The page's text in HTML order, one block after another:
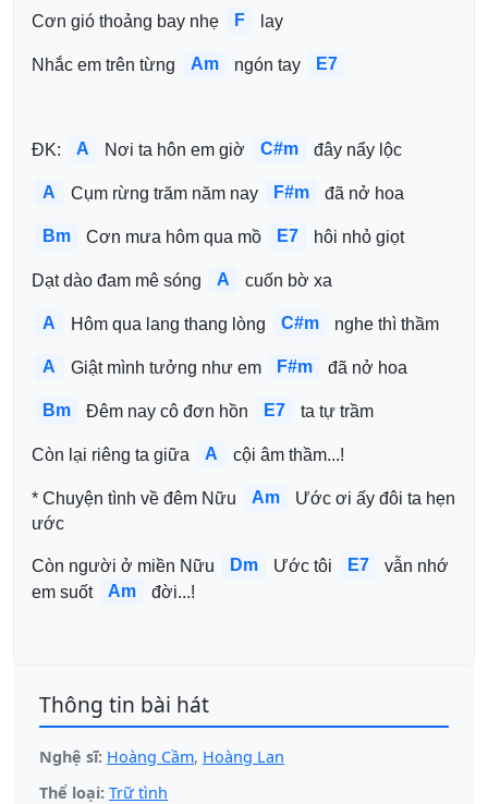
Cơn gió thoảng bay nhẹ F lay
Nhắc em trên từng Am ngón tay E7
ĐK: A Nơi ta hôn em giờ C#m đây nẩy lộc
A Cụm rừng trăm năm nay F#m đã nở hoa
Bm Cơn mưa hôm qua mồ E7 hôi nhỏ giọt
Dạt dào đam mê sóng A cuốn bờ xa
A Hôm qua lang thang lòng C#m nghe thì thầm
A Giật mình tưởng như em F#m đã nở hoa
Bm Đêm nay cô đơn hồn E7 ta tự trầm
Còn lại riêng ta giữa A cội âm thầm...!
* Chuyện tình về đêm Nữu Am
Ước ơi ấy đôi ta hẹn
ước
Còn người ở miền Nữu Dm Ước tôi E7
vẫn nhớ
em suốt
Am đời...!
Thông tin bài hát
Nghệ sĩ: Hoàng Cầm, Hoàng Lan
Thể loại: Trữ tình